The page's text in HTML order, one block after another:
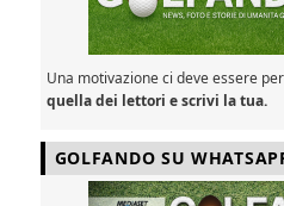
Una motivazione ci deve essere
quella dei lettori e scrivi la tua.
GOLFANDO SU